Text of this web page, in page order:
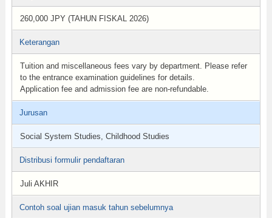
260,000 JPY (TAHUN FISKAL 2026)
Keterangan
Tuition and miscellaneous fees vary by department. Please refer
to the entrance examination guidelines for details.
Application fee and admission fee are non-refundable.
Jurusan
Social System Studies, Childhood Studies
Distribusi formulir pendaftaran
Juli AKHIR
Contoh soal ujian masuk tahun sebelumnya